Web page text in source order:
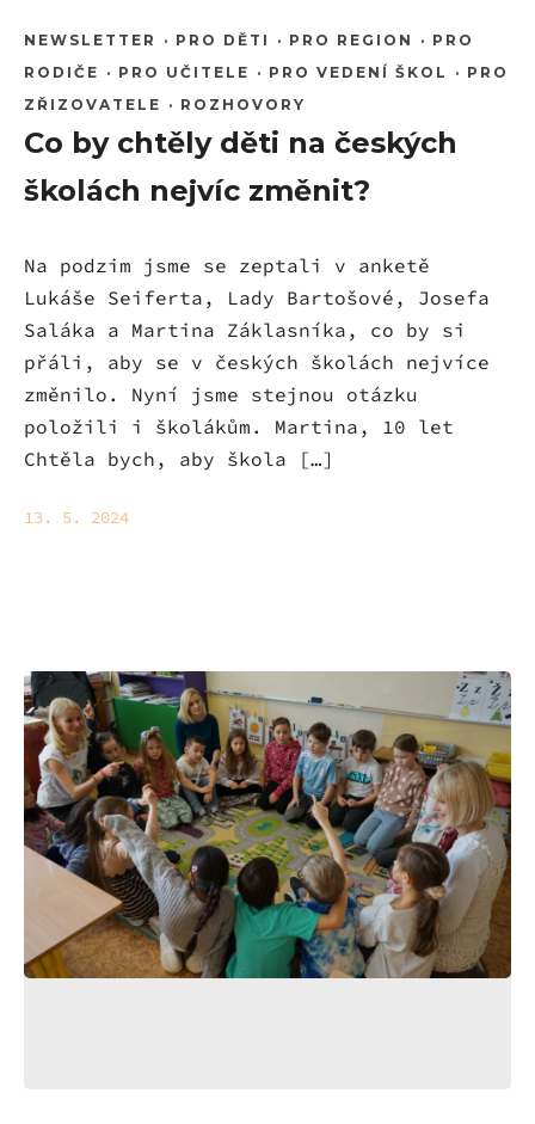
NEWSLETTER · PRO DĚTI · PRO REGION · PRO
RODIČE · PRO UČITELE · PRO VEDENÍ ŠKOL · PRO
ZŘIZOVATELE · ROZHOVORY
Co by chtěly děti na českých
školách nejvíc změnit?
Na podzim jsme se zeptali v anketě
Lukáše Seiferta, Lady Bartošové, Josefa
Saláka a Martina Záklasníka, co by si
přáli, aby se v českých školách nejvíce
změnilo. Nyní jsme stejnou otázku
položili i školákům. Martina, 10 let
Chtěla bych, aby škola […]
13. 5. 2024